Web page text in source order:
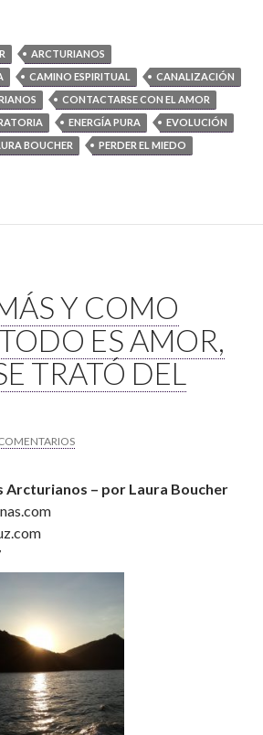
ARCTURIANOS
CAMINO ESPIRITUAL
CANALIZACIÓN
CONTACTARSE CON EL AMOR
ENERGÍA PURA
EVOLUCIÓN
BOUCHER
PERDER EL MIEDO
Y COMO
ES AMOR,
TRATÓ DEL
Arcturianos – por Laura Boucher